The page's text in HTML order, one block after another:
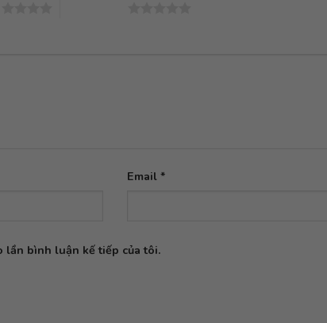
Email *
bình luận kế tiếp của tôi.